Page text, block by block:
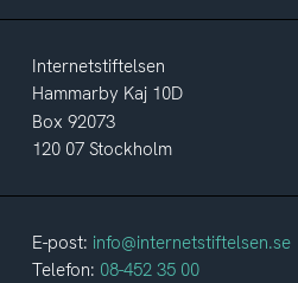
Internetstiftelsen
Hammarby Kaj 10D
Box 92073
120 07 Stockholm
E-post: info@internetstiftelsen.se
Telefon: 08-452 35 00